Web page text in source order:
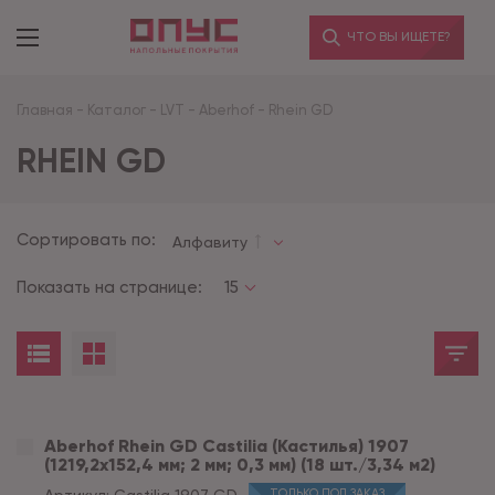
ЧТО ВЫ ИЩЕТЕ?
Главная - Каталог - LVT - Aberhof - Rhein GD
RHEIN GD
Сортировать по: Алфавиту
Показать на странице: 15
Aberhof Rhein GD Castilia (Кастилья) 1907
(1219,2x152,4 мм; 2 мм; 0,3 мм) (18 шт./3,34 м2)